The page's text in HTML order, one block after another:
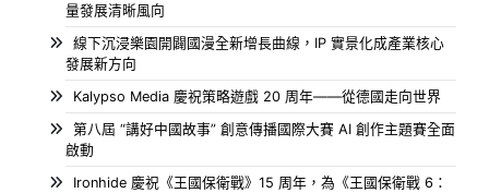
量發展清晰風向
線下沉浸樂園開闢國漫全新增長曲線，IP 實景化成產業核心
發展新方向
Kalypso Media 慶祝策略遊戲 20 周年——從德國走向世界
第八屆 “講好中國故事” 創意傳播國際大賽 AI 創作主題賽全面
啟動
Ironhide 慶祝《王國保衛戰》15 周年，為《王國保衛戰 6：